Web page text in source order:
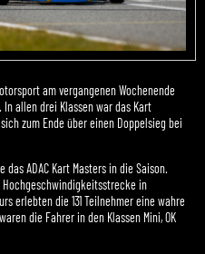
am vergangenen Wochenende
In allen drei Klassen war das Kart
zum Ende über einen Doppelsieg bei
ADAC Kart Masters in die Saison.
Hochgeschwindigkeitsstrecke in
erlebten die 131 Teilnehmer eine wahre
die Fahrer in den Klassen Mini, OK